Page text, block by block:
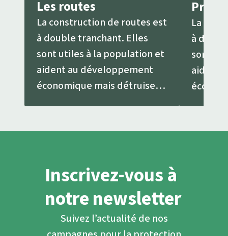
Les routes
La construction de routes est
à double tranchant. Elles
sont utiles à la population et
aident au développement
économique mais détruisent
La
à
sont
aident
Inscrivez-vous à
notre newsletter
Suivez l’actualité de nos